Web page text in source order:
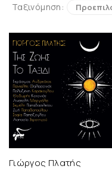
Ταξινόμηση:
Γιώργος Πλατής